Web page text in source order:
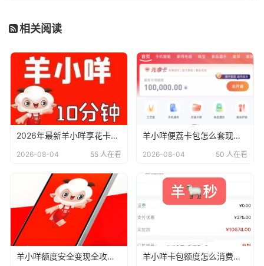
相关阅读
2026年最新羊小咩享花卡与便荔卡操作全攻略：11种方法及实操指南
2026-08-04 55 人在看
羊小咩便荔卡包怎么套现提现？2026年最新回收商家解析 + 全流程指南
2026-08-04 50 人在看
羊小咩额度安全变现全攻略：2026年最新5种回收模式新变革，合规与征信双保障 羊小咩卡包额度怎么消费变现?这两个常用方法教你提现